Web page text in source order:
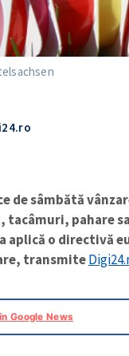
de sâmbătă
pahare
aplică o directivă
transmite
Google News